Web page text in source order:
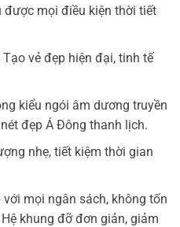
mọi điều kiện thời tiết
Tạo vẻ đẹp hiện đại, tinh tế
kiểu ngói âm dương truyền
đẹp Á Đông thanh lịch.
nhẹ, tiết kiệm thời gian
với mọi ngân sách, không tốn
khung đỡ đơn giản, giảm